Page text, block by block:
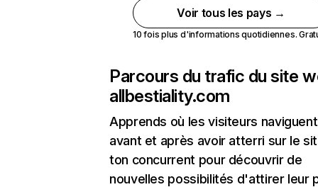
Voir tous les pays →
10 fois plus d'informations quotidiennes.
Parcours du trafic du site
allbestiality.com
Apprends où les visiteurs naviguent
avant et après avoir atterri sur le
ton concurrent pour découvrir de
nouvelles possibilités d'attirer leur